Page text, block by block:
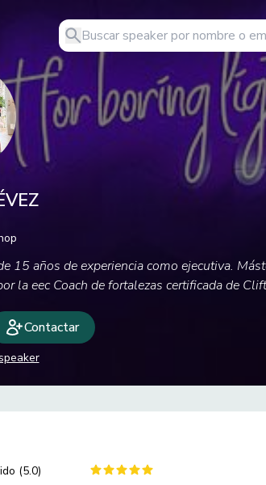
15 años de experiencia como ejecutiva.
la eec Coach de fortalezas certificada de
Contactar
(5.0)